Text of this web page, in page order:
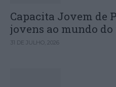
Capacita Jovem de
jovens ao mundo
31 DE JULHO, 2026